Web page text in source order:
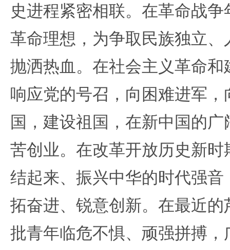
史进程紧密相联。在革命战
革命理想，为争取民族独立
抛洒热血。在社会主义革命
响应党的号召，向困难进军
国，建设祖国，在新中国的
苦创业。在改革开放历史新
结起来、振兴中华的时代强
拓奋进、锐意创新。在最近
批青年临危不惧、顽强拼搏